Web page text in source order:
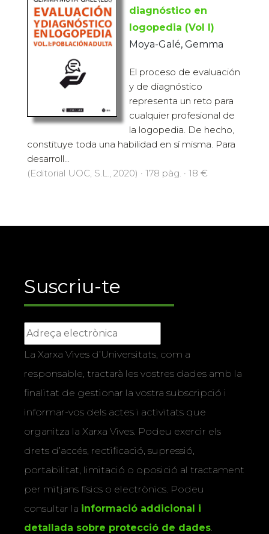
diagnóstico en
logopedia (Vol I)
Moya-Galé, Gemma
El proceso de evaluación
y de diagnóstico
representa un reto para
cualquier profesional de
la logopedia. De hecho,
constituye toda una habilidad en sí misma. Para
desarroll...
(Editorial UOC, S.L., 2020) · 178 pàg. · 18 €
Suscriu-te
La Xarxa Vives d’Universitats, com a
responsable, tractarà les vostres dades amb la
finalitat de gestionar la vostra subscripció i
informar-vos dels actes i activitats que
organitza la Xarxa Vives. Podeu exercir els
drets d’accés, rectificació, supressió,
portabilitat, limitació o oposició al tractament
per mitjans físics o electrònics. Podeu
consultar la informació addicional i
detallada sobre protecció de dades.